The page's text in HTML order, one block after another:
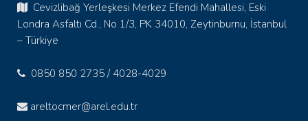
Cevizlibağ Yerleşkesi Merkez Efendi Mahallesi, Eski
Londra Asfaltı Cd., No 1/3, PK 34010, Zeytinburnu, İstanbul
– Türkiye
0850 850 2735 / 4028-4029
areltocmer@arel.edu.tr